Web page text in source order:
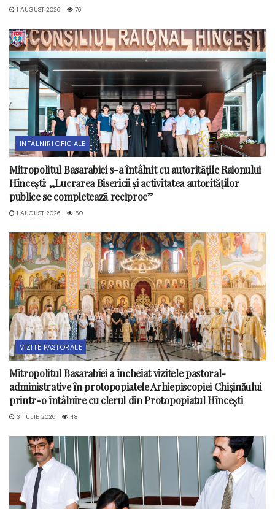
1 AUGUST 2026 76
ÎNTÂLNIRI OFICIALE
Mitropolitul Basarabiei s-a întâlnit cu autoritățile Raionului
Hîncești: „Lucrarea Bisericii și activitatea autorităților
publice se completează reciproc”
1 AUGUST 2026 50
VIZITE PASTORALE
Mitropolitul Basarabiei a încheiat vizitele pastoral-
administrative în protopopiatele Arhiepiscopiei Chișinăului
printr-o întâlnire cu clerul din Protopopiatul Hîncești
31 IULIE 2026 48